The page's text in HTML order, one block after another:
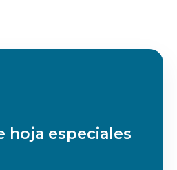
hoja especiales